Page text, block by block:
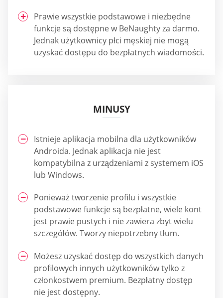
Prawie wszystkie podstawowe i niezbędne
funkcje są dostępne w BeNaughty za darmo.
Jednak użytkownicy płci męskiej nie mogą
uzyskać dostępu do bezpłatnych wiadomości.
MINUSY
Istnieje aplikacja mobilna dla użytkowników
Androida. Jednak aplikacja nie jest
kompatybilna z urządzeniami z systemem iOS
lub Windows.
Ponieważ tworzenie profilu i wszystkie
podstawowe funkcje są bezpłatne, wiele kont
jest prawie pustych i nie zawiera zbyt wielu
szczegółów. Tworzy niepotrzebny tłum.
Możesz uzyskać dostęp do wszystkich danych
profilowych innych użytkowników tylko z
członkostwem premium. Bezpłatny dostęp
nie jest dostępny.